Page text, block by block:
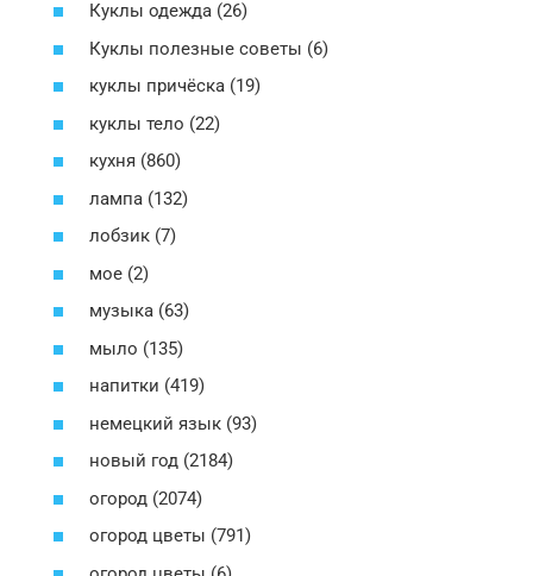
Куклы одежда (26)
Куклы полезные советы (6)
куклы причёска (19)
куклы тело (22)
кухня (860)
лампа (132)
лобзик (7)
мое (2)
музыка (63)
мыло (135)
напитки (419)
немецкий язык (93)
новый год (2184)
огород (2074)
огород цветы (791)